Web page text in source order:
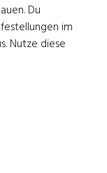
Du
im
Nutze diese